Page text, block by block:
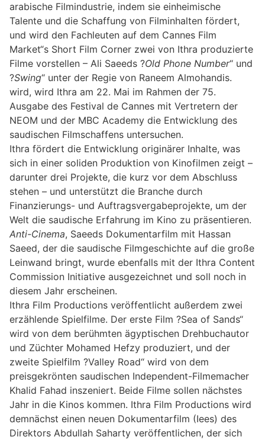
arabische Filmindustrie, indem sie einheimische
Talente und die Schaffung von Filminhalten fördert,
und wird den Fachleuten auf dem Cannes Film
Market“s Short Film Corner zwei von Ithra produzierte
Filme vorstellen – Ali Saeeds ?Old Phone Number“ und
?Swing“ unter der Regie von Raneem Almohandis.
wird, wird Ithra am 22. Mai im Rahmen der 75.
Ausgabe des Festival de Cannes mit Vertretern der
NEOM und der MBC Academy die Entwicklung des
saudischen Filmschaffens untersuchen.
Ithra fördert die Entwicklung originärer Inhalte, was
sich in einer soliden Produktion von Kinofilmen zeigt –
darunter drei Projekte, die kurz vor dem Abschluss
stehen – und unterstützt die Branche durch
Finanzierungs- und Auftragsvergabeprojekte, um der
Welt die saudische Erfahrung im Kino zu präsentieren.
Anti-Cinema, Saeeds Dokumentarfilm mit Hassan
Saeed, der die saudische Filmgeschichte auf die große
Leinwand bringt, wurde ebenfalls mit der Ithra Content
Commission Initiative ausgezeichnet und soll noch in
diesem Jahr erscheinen.
Ithra Film Productions veröffentlicht außerdem zwei
erzählende Spielfilme. Der erste Film ?Sea of Sands“
wird von dem berühmten ägyptischen Drehbuchautor
und Züchter Mohamed Hefzy produziert, und der
zweite Spielfilm ?Valley Road“ wird von dem
preisgekrönten saudischen Independent-Filmemacher
Khalid Fahad inszeniert. Beide Filme sollen nächstes
Jahr in die Kinos kommen. Ithra Film Productions wird
demnächst einen neuen Dokumentarfilm (Iees) des
Direktors Abdullah Saharty veröffentlichen, der sich